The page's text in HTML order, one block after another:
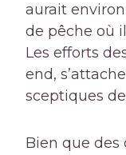
aurait
de pêche où
Les efforts
end,
sceptiques
Bien que des